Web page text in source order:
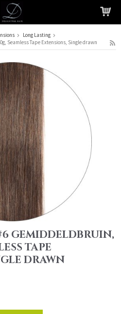
winkelmandje geplaatst
Long Lasting
Seamless Tape Extensions, Single drawn
GEMIDDELDBRUIN,
TAPE
DRAWN